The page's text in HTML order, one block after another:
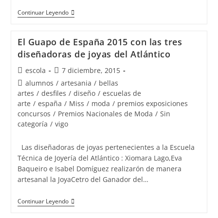
Continuar Leyendo
Rey
Belleza
España
con
Joyas
de
la
Joyería
del
Atlántico
El Guapo de España 2015 con las tres
diseñadoras de joyas del Atlántico
Autor
de
la
entrada:
escola
Publicación
de
la
entrada:
7 diciembre, 2015
Categoría
de
la
entrada:
alumnos / artesania / bellas
artes / desfiles / diseño / escuelas de
arte / españa / Miss / moda / premios exposiciones
concursos / Premios Nacionales de Moda / Sin
categoría / vigo
Las diseñadoras de joyas pertenecientes a la Escuela
Técnica de Joyería del Atlántico : Xiomara Lago,Eva
Baqueiro e Isabel Domíguez realizarón de manera
artesanal la JoyaCetro del Ganador del…
Continuar Leyendo
El